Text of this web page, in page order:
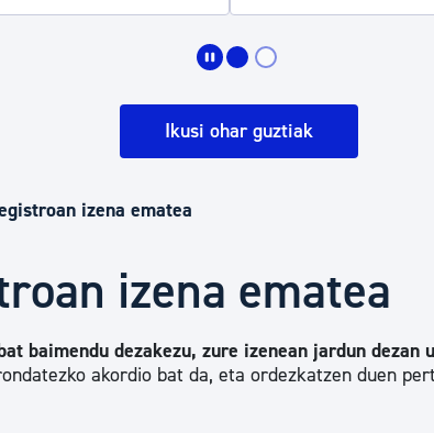
Gune
Ikusi ohar guztiak
izena ematea
izena ematea
baimendu dezakezu, zure izenean jardun dezan
akordio bat da, eta ordezkatzen duen